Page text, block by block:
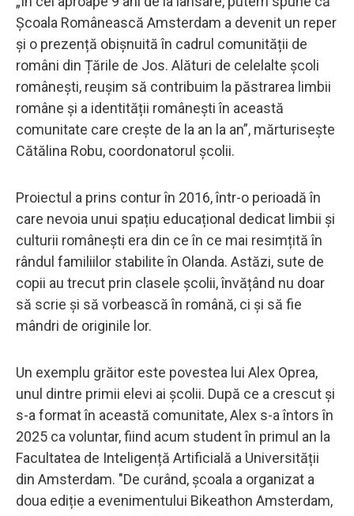
Școala Românească Amsterdam a devenit un reper
și o prezență obișnuită în cadrul comunității de
români din Țările de Jos. Alături de celelalte școli
românești, reușim să contribuim la păstrarea limbii
române și a identității românești în această
comunitate care crește de la an la an”, mărturisește
Cătălina Robu, coordonatorul școlii.
Proiectul a prins contur în 2016, într-o perioadă în
care nevoia unui spațiu educațional dedicat limbii și
culturii românești era din ce în ce mai resimțită în
rândul familiilor stabilite în Olanda. Astăzi, sute de
copii au trecut prin clasele școlii, învățând nu doar
să scrie și să vorbească în română, ci și să fie
mândri de originile lor.
Un exemplu grăitor este povestea lui Alex Oprea,
unul dintre primii elevi ai școlii. După ce a crescut și
s-a format în această comunitate, Alex s-a întors în
2025 ca voluntar, fiind acum student în primul an la
Facultatea de Inteligență Artificială a Universității
din Amsterdam. "De curând, școala a organizat a
doua ediție a evenimentului Bikeathon Amsterdam,